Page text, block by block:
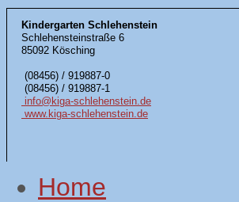
Kindergarten Schlehenstein
Schlehensteinstraße 6
85092 Kösching
(08456) / 919887-0
(08456) / 919887-1
info@kiga-schlehenstein.de
www.kiga-schlehenstein.de
Home